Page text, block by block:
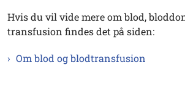
Hvis du vil vide mere om blod,
transfusion findes det på siden:
Om blod og blodtransfusion